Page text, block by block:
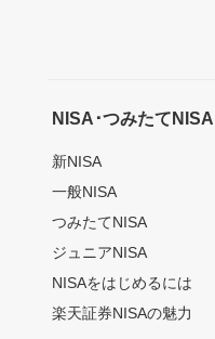
NISA･つみたてNISA
新NISA
一般NISA
つみたてNISA
ジュニアNISA
NISAをはじめるには
楽天証券NISAの魅力